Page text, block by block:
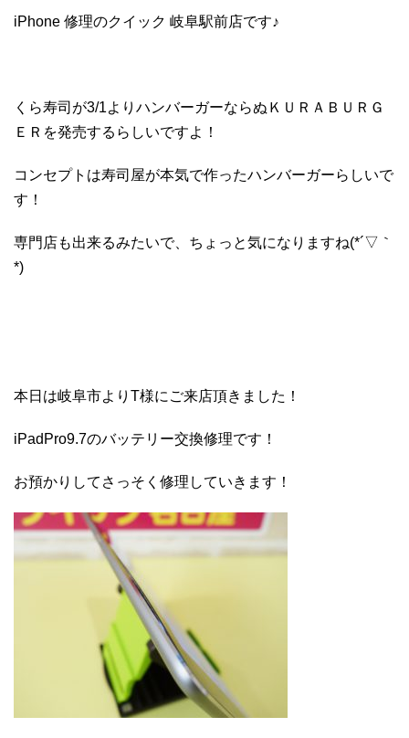
iPhone 修理のクイック 岐阜駅前店です♪
くら寿司が3/1よりハンバーガーならぬＫＵＲＡＢＵＲＧ
ＥＲを発売するらしいですよ！
コンセプトは寿司屋が本気で作ったハンバーガーらしいで
す！
専門店も出来るみたいで、ちょっと気になりますね(*´▽｀
*)
本日は岐阜市よりT様にご来店頂きました！
iPadPro9.7のバッテリー交換修理です！
お預かりしてさっそく修理していきます！